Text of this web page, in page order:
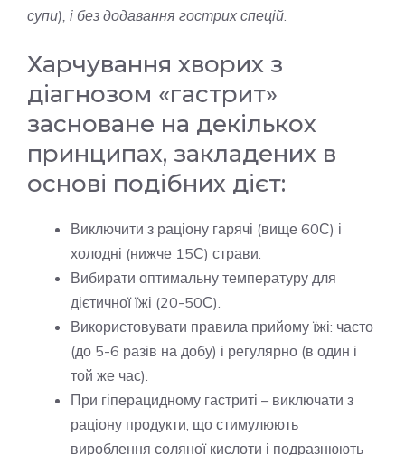
супи), і без додавання гострих спецій
Харчування хворих з
діагнозом «гастрит»
засноване на декількох
принципах, закладених в
основі подібних дієт:
Виключити з раціону гарячі (вище 60С) і
холодні (нижче 15С) страви.
Вибирати оптимальну температуру для
дієтичної їжі (20-50С).
Використовувати правила прийому їжі: часто
(до 5-6 разів на добу) і регулярно (в один і
той же час).
При гіперацидному гастриті – виключати з
раціону продукти, що стимулюють
вироблення соляної кислоти і подразнюють